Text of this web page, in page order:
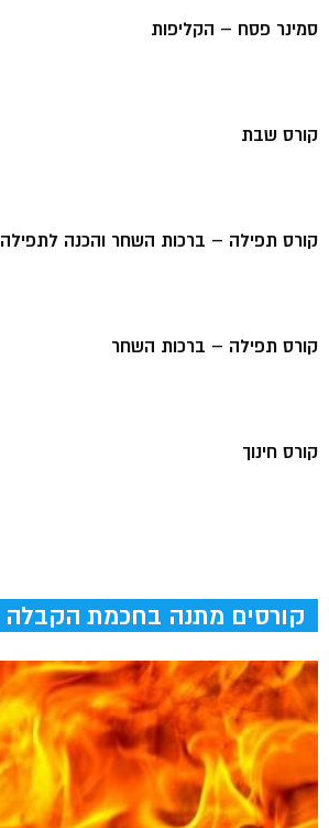
סמינר פסח – הקליפות
קורס שבת
קורס תפילה – ברכות השחר והכנה לתפילה
קורס תפילה – ברכות השחר
קורס חינוך
קורסים מתנה בחכמת הקבלה